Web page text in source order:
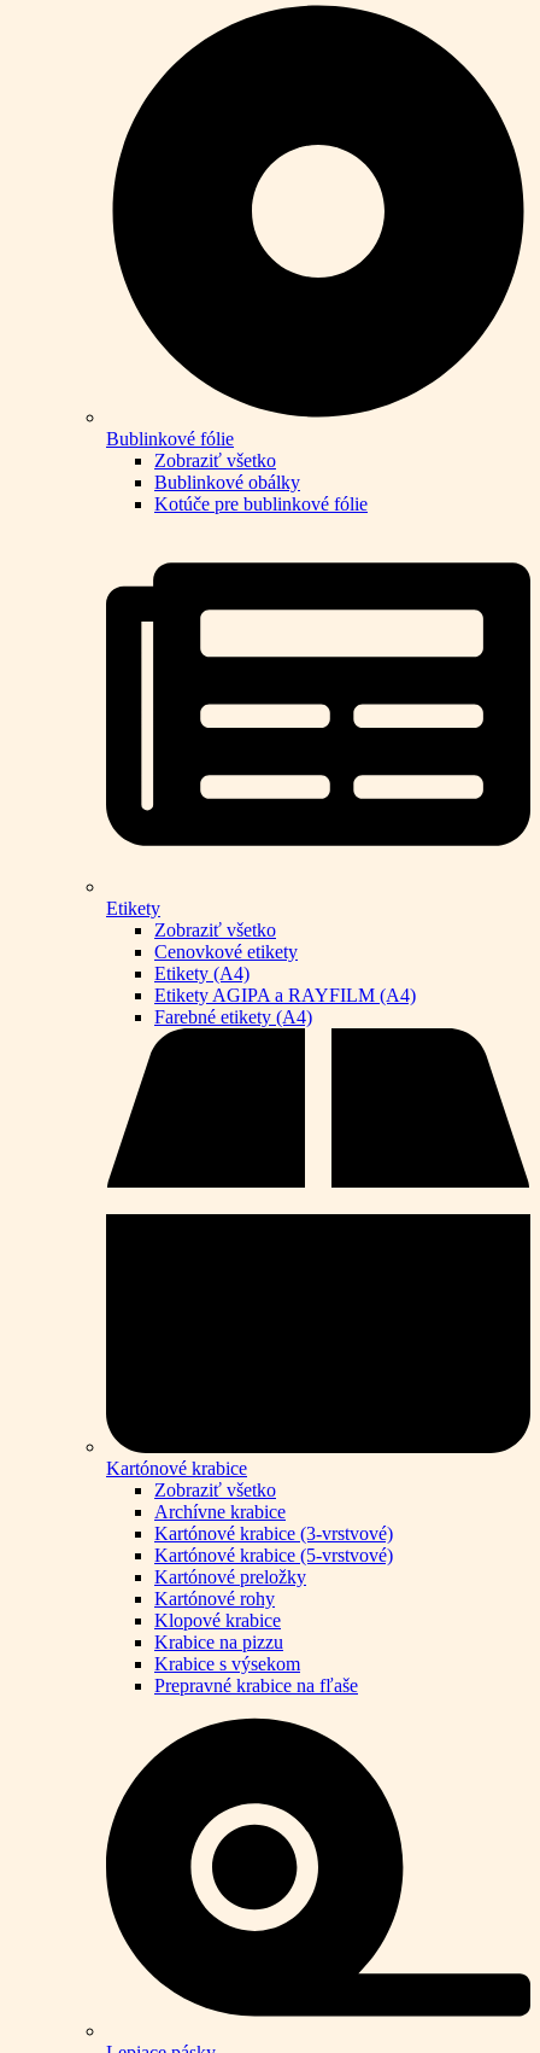
Bublinkové fólie
Zobraziť všetko
Bublinkové obálky
Kotúče pre bublinkové fólie
Etikety
Zobraziť všetko
Cenovkové etikety
Etikety (A4)
Etikety AGIPA a RAYFILM (A4)
Farebné etikety (A4)
Kartónové krabice
Zobraziť všetko
Archívne krabice
Kartónové krabice (3-vrstvové)
Kartónové krabice (5-vrstvové)
Kartónové preložky
Kartónové rohy
Klopové krabice
Krabice na pizzu
Krabice s výsekom
Prepravné krabice na fľaše